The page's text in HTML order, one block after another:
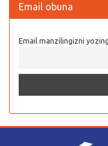
Email obuna
Email manzilingizni